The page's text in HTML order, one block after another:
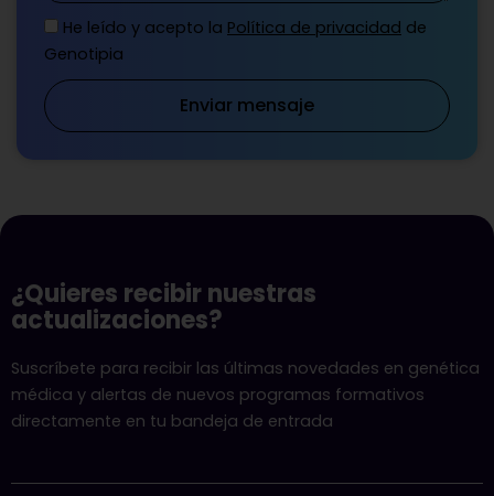
He leído y acepto la Política de privacidad de
Genotipia
Enviar mensaje
¿Quieres recibir nuestras
actualizaciones?
Suscríbete para recibir las últimas novedades en genética
médica y alertas de nuevos programas formativos
directamente en tu bandeja de entrada